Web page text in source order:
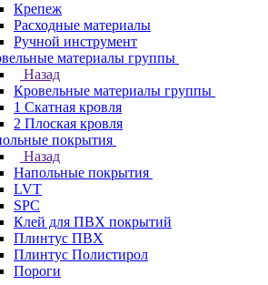
Крепеж
Расходные материалы
Ручной инструмент
материалы группы
Назад
Кровельные материалы группы
1 Скатная кровля
2 Плоская кровля
покрытия
Назад
Напольные покрытия
LVT
SPC
Клей для ПВХ покрытий
Плинтус ПВХ
Плинтус Полистирол
Пороги